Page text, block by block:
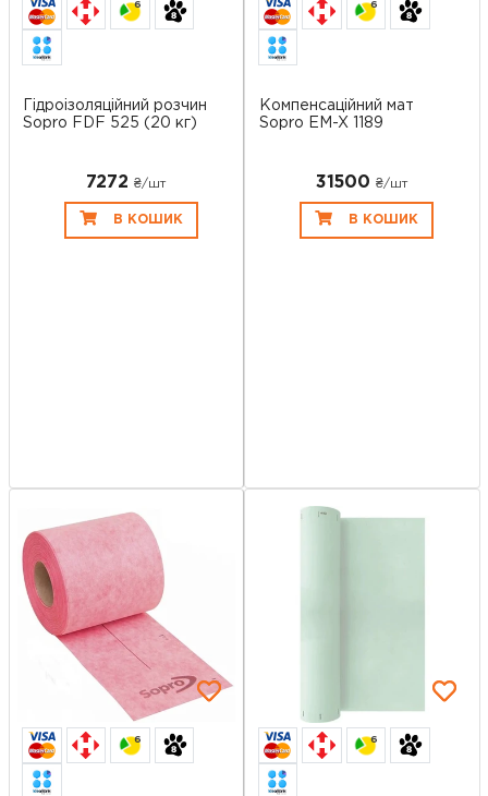
6
Гідроізоляційний розчин
Sopro FDF 525 (20 кг)
7272 ₴/шт
В КОШИК
6
Компенсаційний мат
Sopro EM-X 1189
31500 ₴/шт
В КОШИК
6 6